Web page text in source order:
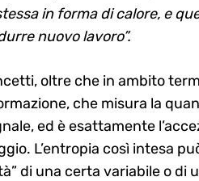
in forma di calore, e
nuovo lavoro”.
oltre che in ambito
che misura la
ed è esattamente
L’entropia così intesa
di una certa variabile o di